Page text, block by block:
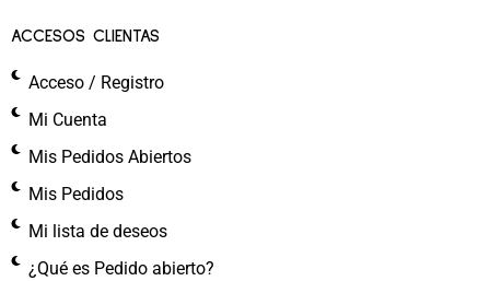
ACCESOS CLIENTAS
Acceso / Registro
Mi Cuenta
Mis Pedidos Abiertos
Mis Pedidos
Mi lista de deseos
¿Qué es Pedido abierto?